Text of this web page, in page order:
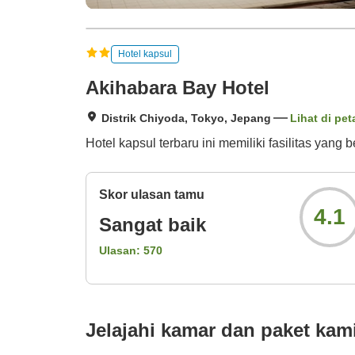
Hotel kapsul
Akihabara Bay Hotel
Distrik Chiyoda, Tokyo, Jepang Lihat di
Hotel kapsul terbaru ini memiliki fasilitas yang
Skor ulasan tamu
Sangat baik
Ulasan: 570
4.1
Jelajahi kamar dan paket